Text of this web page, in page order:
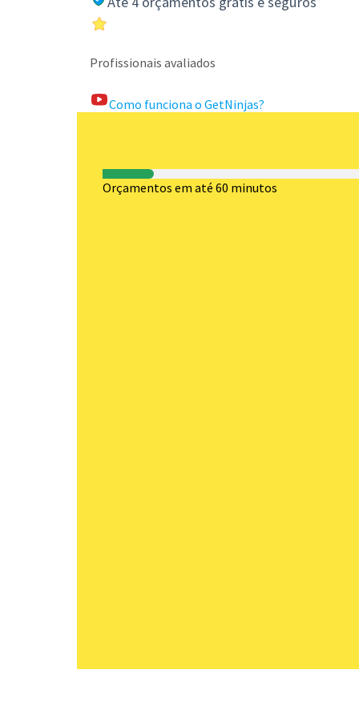
Profissionais avaliados
Como funciona o GetNinjas?
Orçamentos em até 60 minutos